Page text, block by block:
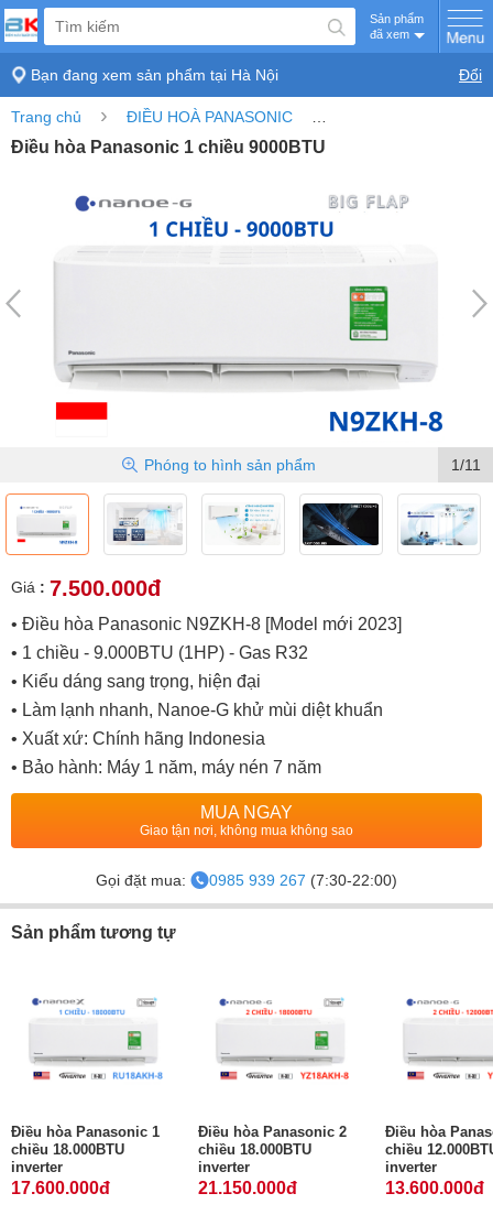
Sản phẩm
đã xem
Bạn đang xem sản phẩm tại Hà Nội Đổi
Trang chủ › ĐIỀU HOÀ PANASONIC
Điều hòa Panasonic 1 chiều 9000BTU
1/11
Phóng to hình sản phẩm
Giá : 7.500.000đ
• Điều hòa Panasonic N9ZKH-8 [Model mới 2023]
• 1 chiều - 9.000BTU (1HP) - Gas R32
• Kiểu dáng sang trọng, hiện đại
• Làm lạnh nhanh, Nanoe-G khử mùi diệt khuẩn
• Xuất xứ: Chính hãng Indonesia
• Bảo hành: Máy 1 năm, máy nén 7 năm
MUA NGAY
Giao tận nơi, không mua không sao
Gọi đặt mua: 0985 939 267 (7:30-22:00)
Sản phẩm tương tự
Điều hòa Panasonic 1
chiều 18.000BTU
inverter
17.600.000đ
Điều hòa Panasonic 2
chiều 18.000BTU
inverter
21.150.000đ
Điều hòa
chiều
inverter
13.600.000đ